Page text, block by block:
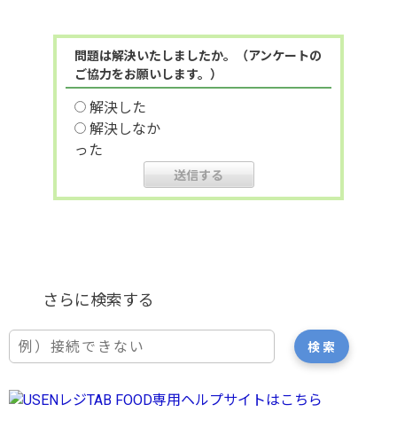
問題は解決いたしましたか。（アンケートの
ご協力をお願いします。）
解決した
解決しなか
った